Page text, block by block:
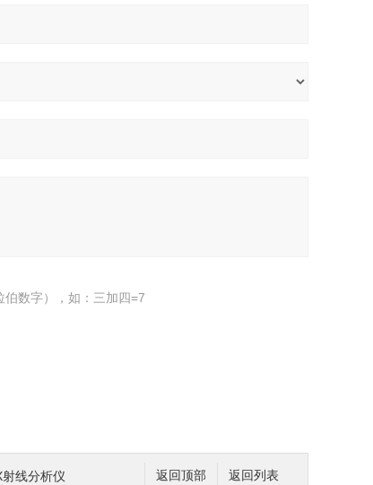
数字），如：三加四=7
返回列表
返回顶部
线分析仪